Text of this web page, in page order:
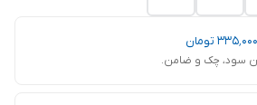
۳۳۵٬۰۰۰ تومان